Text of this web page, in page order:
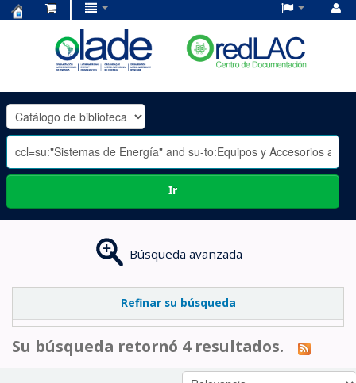
OLADE
-
Ir
Búsqueda avanzada
Refinar su búsqueda
Su búsqueda retornó 4 resultados.